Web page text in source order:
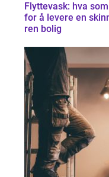
Flyttevask: hva
for å levere en
ren bolig